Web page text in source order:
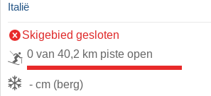
Italië
Skigebied gesloten
0 van 40,2 km piste open
- cm (berg)